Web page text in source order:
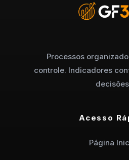
Processos
controle. Indicadores
Acesso
Página